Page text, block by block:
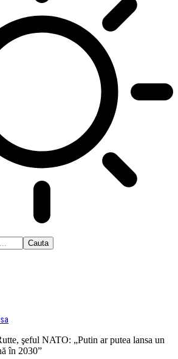
şeful NATO: „Putin ar putea lansa un
în 2030”